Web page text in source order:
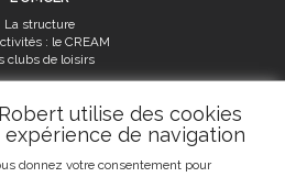
utilise des cookies
de navigation
donnez votre consentement pour
La structure
: le CREAM
clubs de loisirs
SPORT
sportifs
municipaux
activités